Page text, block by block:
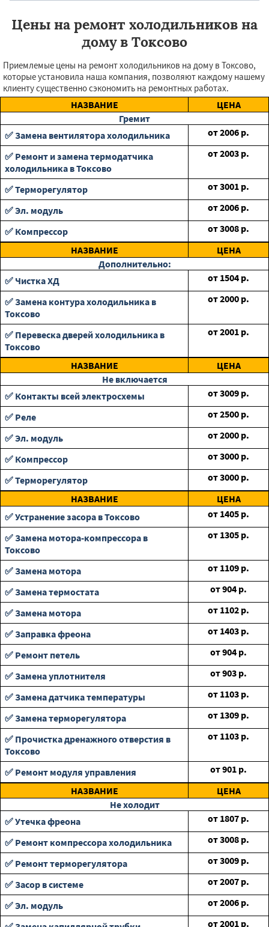
Цены на ремонт холодильников на
дому в Токсово
Приемлемые цены на ремонт холодильников на дому в Токсово,
которые установила наша компания, позволяют каждому нашему
клиенту существенно сэкономить на ремонтных работах.
НАЗВАНИЕ
ЦЕНА
Гремит
✅ Замена вентилятора холодильника
от2006 р.
✅ Ремонт и замена термодатчика
холодильника в Токсово
от2003 р.
✅ Терморегулятор от3001 р.
✅ Эл. модуль
от2006 р.
✅ Компрессор
от3008 р.
НАЗВАНИЕ
ЦЕНА
Дополнительно:
✅ Чистка ХД
от 1504 р.
✅ Замена контура холодильника в
Токсово
от2000 р.
✅ Перевеска дверей холодильника в
Токсово
от2001 р.
НАЗВАНИЕ
ЦЕНА
Не включается
✅ Контакты всей электросхемы
от3009 р.
✅ Реле
от2500 р.
✅ Эл. модуль
от2000 р.
✅ Компрессор
от3000 р.
✅ Терморегулятор
от3000 р.
НАЗВАНИЕ
ЦЕНА
✅ Устранение засора в Токсово
от 1405 р.
✅ Замена мотора-компрессора в
Токсово
от 1305 р.
✅ Замена мотора от 1109 р.
✅ Замена термостата
от904 р.
✅ Замена мотора
от 1102 р.
✅ Заправка фреона
от 1403 р.
✅ Ремонт петель
от904 р.
✅ Замена уплотнителя
от903 р.
✅ Замена датчика температуры
от 1103 р.
✅ Замена терморегулятора
от 1309 р.
✅ Прочистка дренажного отверстия в
Токсово
от 1103 р.
✅ Ремонт модуля управления от901 р.
НАЗВАНИЕ
ЦЕНА
Не холодит
✅ Утечка фреона
от 1807 р.
✅ Ремонт компрессора холодильника
от3008 р.
✅ Ремонт терморегулятора
от3009 р.
✅ Засор в системе
от2007 р.
✅ Эл. модуль
от2006 р.
от2001 р.